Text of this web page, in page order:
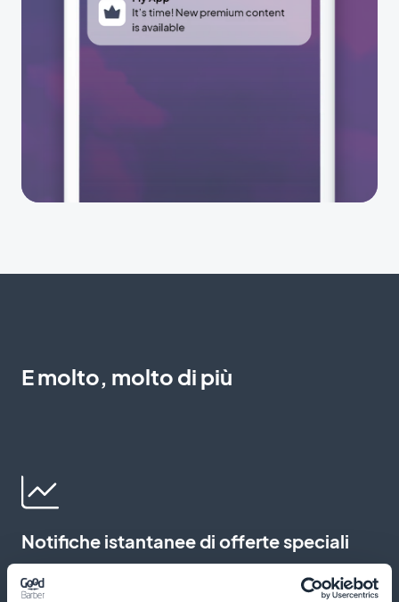
E molto, molto di più
Notifiche istantanee di offerte speciali
Avvisate i vostri utenti non appena è disponibile una